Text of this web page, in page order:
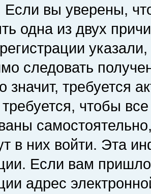
Если вы уверены,
одна из двух
следовать
значит, требуется
чтобы
в них войти. Эта
Если вам
адрес